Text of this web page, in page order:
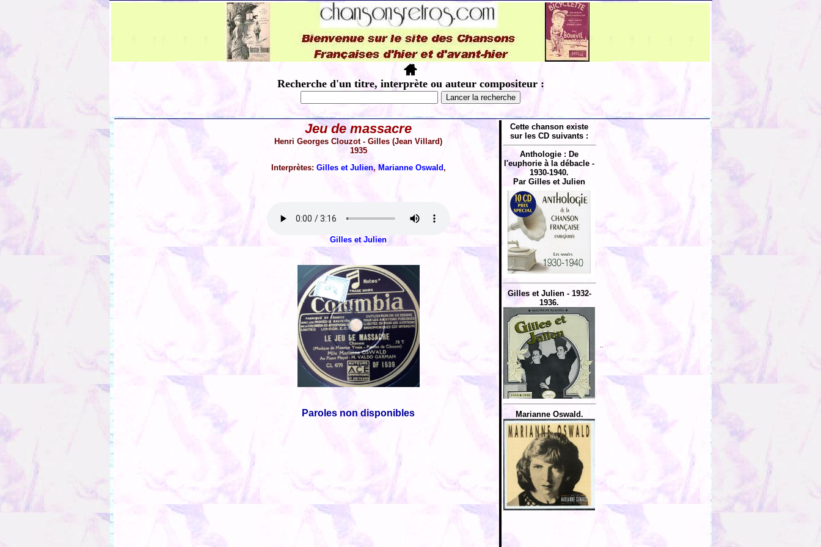
Recherche d'un titre, interprète ou auteur compositeur :
Jeu de massacre
Henri Georges Clouzot - Gilles (Jean Villard)
1935
Interprètes: Gilles et Julien, Marianne Oswald,
Gilles et Julien
Paroles non disponibles
Cette chanson existe
sur les CD suivants :
Anthologie : De
l'euphorie à la débacle -
1930-1940.
Par Gilles et Julien
Gilles et Julien - 1932-
1936.
Marianne Oswald.